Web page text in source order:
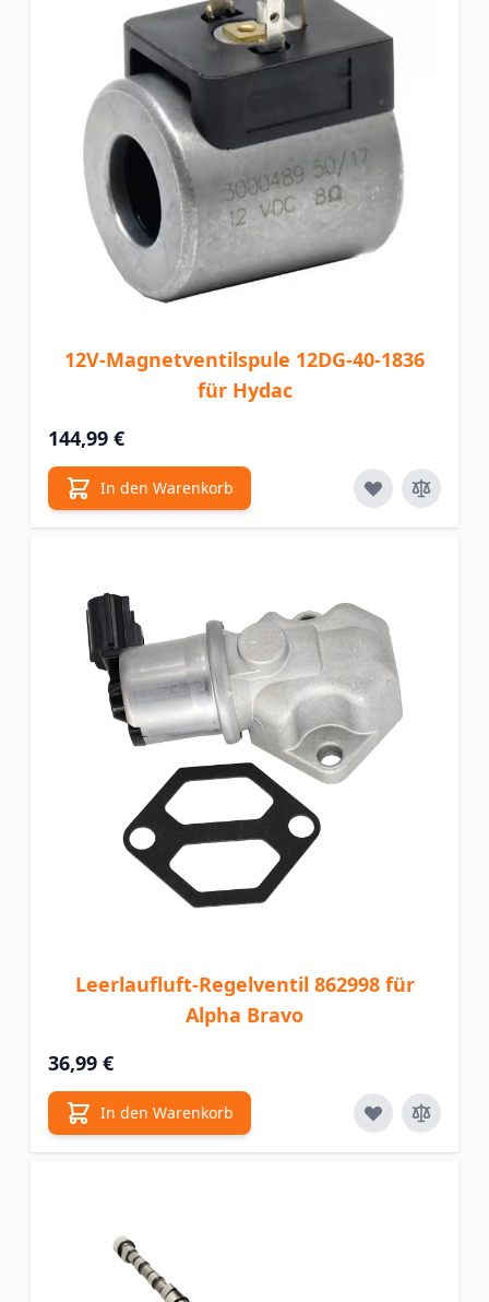
12V-Magnetventilspule 12DG-40-1836
für Hydac
144,99 €
In den Warenkorb
Leerlaufluft-Regelventil 862998 für
Alpha Bravo
36,99 €
In den Warenkorb